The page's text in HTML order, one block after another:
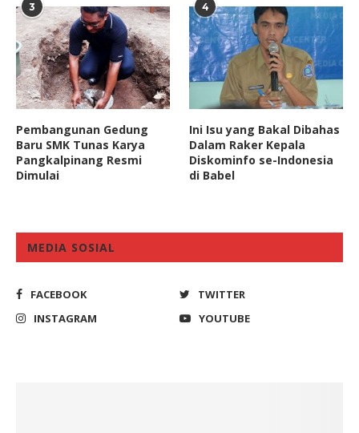
3
Pembangunan Gedung
Baru SMK Tunas Karya
Pangkalpinang Resmi
Dimulai
4
Ini Isu yang Bakal Dibahas
Dalam Raker Kepala
Diskominfo se-Indonesia
di Babel
MEDIA SOSIAL
FACEBOOK
TWITTER
INSTAGRAM
YOUTUBE